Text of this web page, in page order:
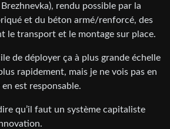
rendu possible par la
et du béton armé/renforcé, des
le transport et le montage sur place.
de déployer ça à plus grande échelle
rapidement, mais je ne vois pas en
en est responsable.
qu’il faut un système capitaliste